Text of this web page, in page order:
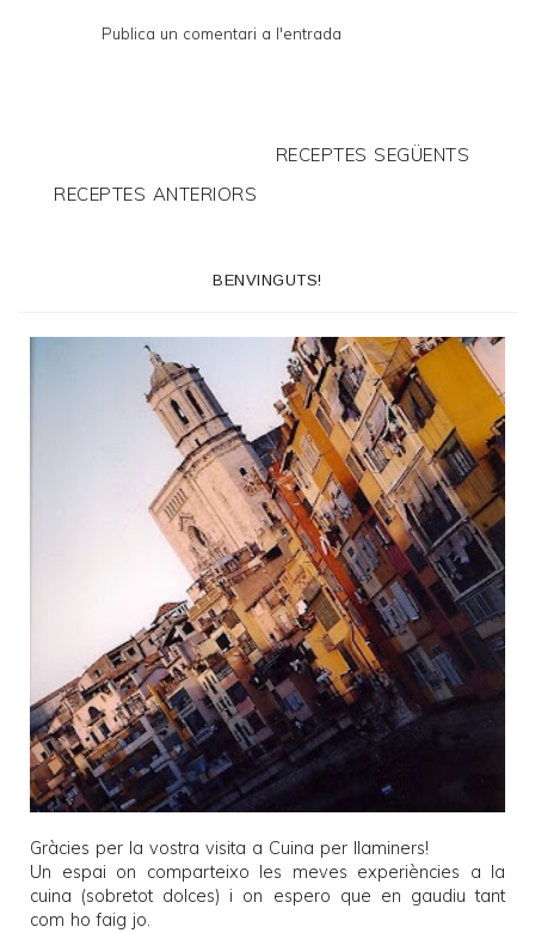
Publica un comentari a l'entrada
RECEPTES SEGÜENTS
RECEPTES ANTERIORS
BENVINGUTS!
Gràcies per la vostra visita a Cuina per llaminers!
Un espai on comparteixo les meves experiències a la
cuina (sobretot dolces) i on espero que en gaudiu tant
com ho faig jo.